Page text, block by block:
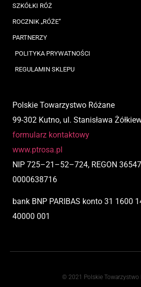
SZKÓŁKI RÓŻ
ROCZNIK „RÓŻE”
PARTNERZY
POLITYKA PRYWATNOŚCI
REGULAMIN SKLEPU
Polskie Towarzystwo Różane
99-302 Kutno, ul. Stanisława
formularz kontaktowy
www.ptrosa.pl
NIP 725–21 –52–724, REGON
0000638716
bank BNP PARIBAS konto 31 1600
40000 001
© 2021 Polskie Towarzystwo